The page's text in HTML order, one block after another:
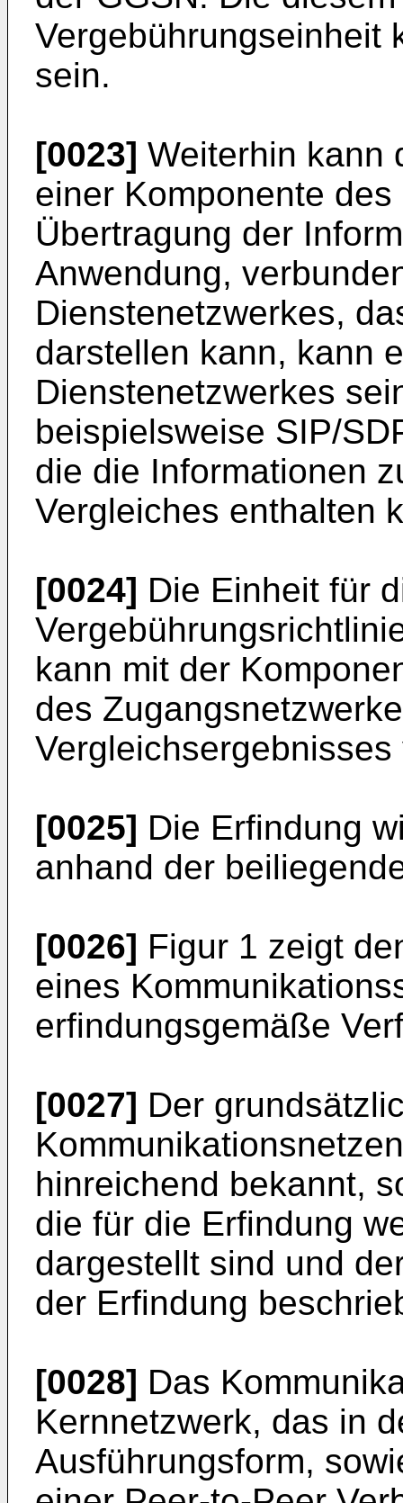
Vergebührungseinheit
sein.
[0023] Weiterhin kann
einer Komponente
Übertragung der
Anwendung,
Dienstenetzwerkes,
darstellen kann, kann
Dienstenetzwerkes
beispielsweise SIP/
die die Informationen
Vergleiches enthalten
[0024] Die Einheit für
kann mit der
des
[0025] Die Erfindung
anhand der
[0026] Figur 1 zeigt
eines
erfindungsgemäße
[0027] Der
hinreichend bekannt,
die für die Erfindung
dargestellt sind und
der Erfindung
[0028] Das
Kernnetzwerk, das in
Ausführungsform,